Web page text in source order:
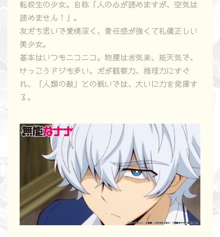
転校生の少女。自称「人の心が読めますが、空気は
読めません！」。
友だち思いで愛情深く、責任感が強くて礼儀正しい
美少女。
基本はいつもニコニコ。物腰はお気楽、能天気で、
けっこうドジも多い。だが観察力、推理力にすぐ
れ、「人類の敵」との戦いでは、大いに力を発揮す
る。